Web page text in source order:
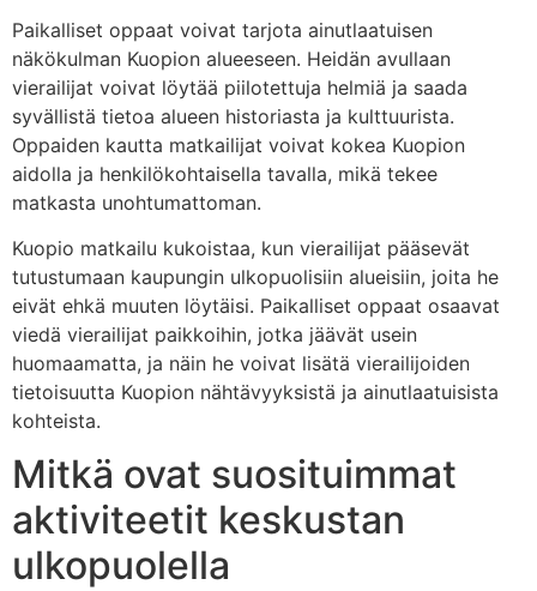
Paikalliset oppaat voivat tarjota ainutlaatuisen
näkökulman Kuopion alueeseen. Heidän avullaan
vierailijat voivat löytää piilotettuja helmiä ja saada
syvällistä tietoa alueen historiasta ja kulttuurista.
Oppaiden kautta matkailijat voivat kokea Kuopion
aidolla ja henkilökohtaisella tavalla, mikä tekee
matkasta unohtumattoman.
Kuopio matkailu kukoistaa, kun vierailijat pääsevät
tutustumaan kaupungin ulkopuolisiin alueisiin, joita he
eivät ehkä muuten löytäisi. Paikalliset oppaat osaavat
viedä vierailijat paikkoihin, jotka jäävät usein
huomaamatta, ja näin he voivat lisätä vierailijoiden
tietoisuutta Kuopion nähtävyyksistä ja ainutlaatuisista
kohteista.
Mitkä ovat suosituimmat
aktiviteetit keskustan
ulkopuolella